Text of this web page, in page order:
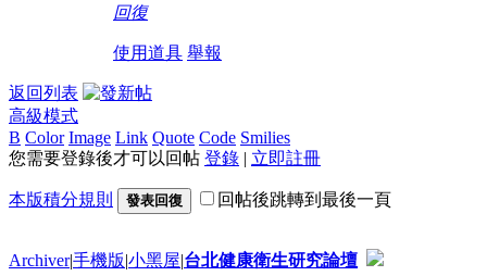
回復
使用道具 舉報
返回列表
高級模式
B Color Image Link Quote Code Smilies
您需要登錄後才可以回帖 登錄 | 立即註冊
本版積分規則 發表回復 回帖後跳轉到最後一頁
Archiver|手機版|小黑屋|台北健康衛生研究論壇